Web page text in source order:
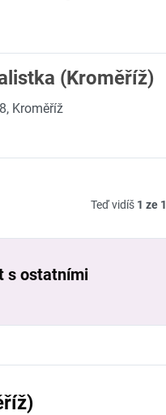
(Kroměříž)
Kroměříž
Teď vidíš 1 ze 1
s ostatními